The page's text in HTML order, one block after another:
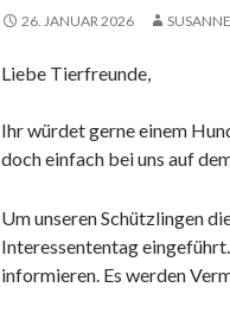
26. JANUAR 2026
Liebe Tierfreunde,
Ihr würdet gerne einem
doch einfach bei uns auf
Um unseren Schützlingen
Interessententag
informieren. Es werden